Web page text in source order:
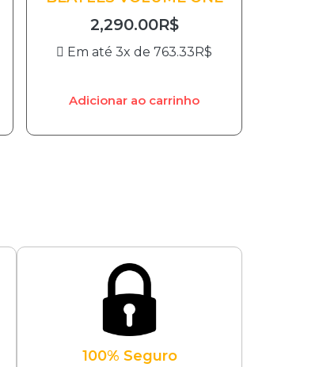
2,290.00R$
Em até 3x de 763.33R$
Adicionar ao carrinho
100% Seguro